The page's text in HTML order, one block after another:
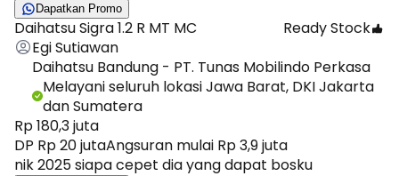
Dapatkan Promo
Daihatsu Sigra 1.2 R MT MC
Ready Stock
Egi Sutiawan
Daihatsu Bandung - PT. Tunas Mobilindo Perkasa
Melayani seluruh lokasi Jawa Barat, DKI Jakarta
dan Sumatera
Rp 180,3 juta
DP Rp 20 jutaAngsuran mulai Rp 3,9 juta
nik 2025 siapa cepet dia yang dapat bosku